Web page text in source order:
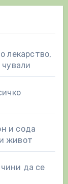
лекарство,
чували
и сода
живот
да се